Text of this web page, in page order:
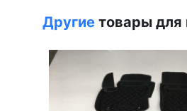
Другие товары для